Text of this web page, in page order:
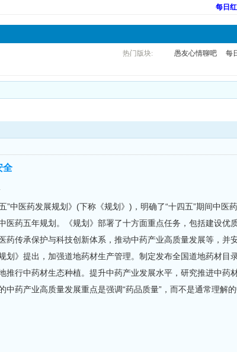
每日
热门版块: 愚友心情聊吧 每
全
”中医药发展规划》(下称《规划》)，明确了“十四五”期间中医
医药五年规划。《规划》部署了十方面重点任务，包括建设优
药传承保护与科技创新体系，推动中药产业高质量发展等，并
划》提出，加强道地药材生产管理。制定发布全国道地药材目
推行中药材生态种植。提升中药产业发展水平，研究推进中药
中药产业高质量发展重点是强调“药品质量”，而不是通常理解